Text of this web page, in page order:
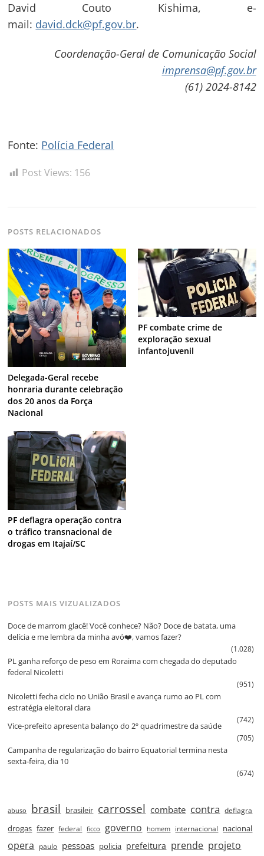
David Couto Kishima, e-
mail: david.dck@pf.gov.br.
Coordenação-Geral de Comunicação Social
imprensa@pf.gov.br
(61) 2024-8142
Fonte: Polícia Federal
Post Views: 156
POSTS RELACIONADOS
Delegada-Geral recebe
honraria durante celebração
dos 20 anos da Força
Nacional
PF combate crime de
exploração sexual
infantojuvenil
PF deflagra operação contra
o tráfico transnacional de
drogas em Itajaí/SC
POSTS MAIS VIZUALIZADOS
Doce de marrom glacê! Você conhece? Não? Doce de batata, uma
delícia e me lembra da minha avó❤️, vamos fazer?
(1.028)
PL ganha reforço de peso em Roraima com chegada do deputado
federal Nicoletti
(951)
Nicoletti fecha ciclo no União Brasil e avança rumo ao PL com
estratégia eleitoral clara
(742)
Vice‑prefeito apresenta balanço do 2º quadrimestre da saúde
(705)
Campanha de regularização do bairro Equatorial termina nesta
sexta‑feira, dia 10
(674)
abuso brasil brasileir carrossel combate contra deflagra
drogas fazer federal ficco governo homem internacional nacional
opera paulo pessoas policia prefeitura prende projeto